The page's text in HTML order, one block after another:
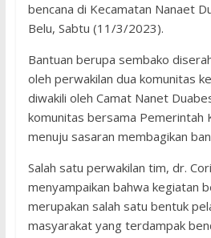
bencana di Kecamatan Nanaet
Belu, Sabtu (11/3/2023).
Bantuan berupa sembako
oleh perwakilan dua komunitas
diwakili oleh Camat Nanet
komunitas bersama Pemerintah
menuju sasaran membagikan
Salah satu perwakilan tim, dr.
menyampaikan bahwa kegiatan
merupakan salah satu bentuk
masyarakat yang terdampak